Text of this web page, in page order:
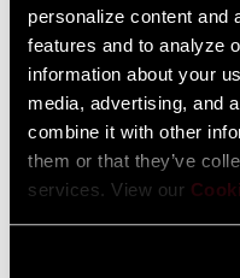
personalize content and
features and to analyze
information about your
media, advertising, and
combine it with other
them or that they’ve
services. View our
Consignes de sécurité
95-4018-009-000 Safety
Suspension
Langue 日本語, 官话, Português,
Italiano, Français,